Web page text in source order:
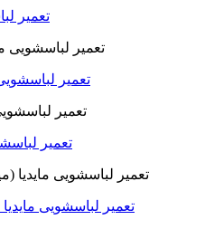
تعمیر
تعمیر
تعمیر
تعمیر لباسشویی